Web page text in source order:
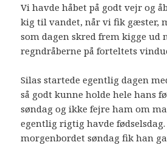
Vi havde håbet på godt vejr og
kig til vandet, når vi fik gæster,
som dagen skred frem kigge ud
regndråberne på forteltets
Silas startede egentlig dagen
så godt kunne holde hele hans
søndag og ikke fejre ham om
egentlig rigtig havde fødselsdag.
morgenbordet søndag fik han